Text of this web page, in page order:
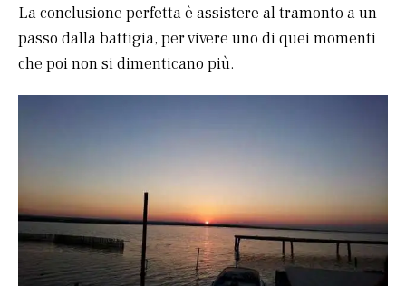
La conclusione perfetta è assistere al tramonto a un
passo dalla battigia, per vivere uno di quei momenti
che poi non si dimenticano più.